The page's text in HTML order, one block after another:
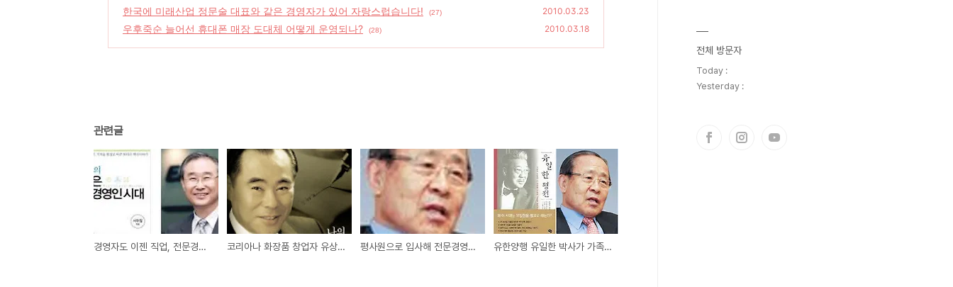
한국에 미래산업 정문술 대표와 같은 경영자가 있어 자랑스럽습니다! (27) 2010.03.23
우후죽순 늘어선 휴대폰 매장 도대체 어떻게 운영되나? (28) 2010.03.18
관련글
경영자도 이젠 직업, 전문경영인에 따라 주가도 출렁거린다 코리아나 화장품 창업자 유상옥 회장의 3가지 성공철학 평사원으로 입사해 전문경영인이 된 한 직장인의 3가지 성공전략 유한양행 유일한 박사가 가족보다 전문경영인에게 경영을 넘긴 이유
전체 방문자
Today :
Yesterday :